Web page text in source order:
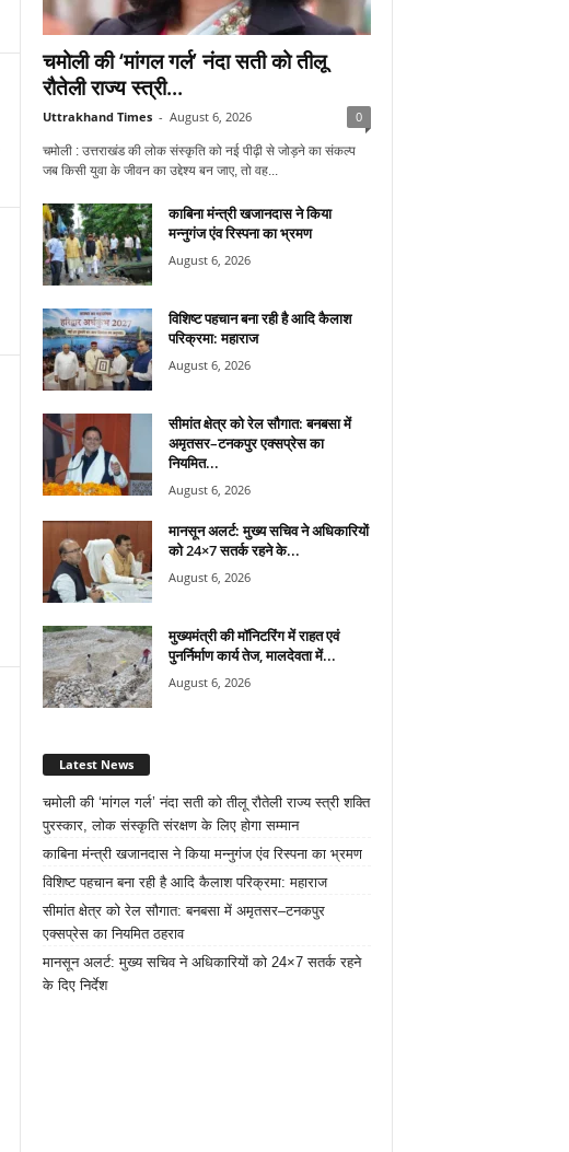
चमोली की ‘मांगल गर्ल’ नंदा सती को तीलू
रौतेली राज्य स्त्री...
Uttrakhand Times - August 6, 2026 0
चमोली : उत्तराखंड की लोक संस्कृति को नई पीढ़ी से जोड़ने का संकल्प
जब किसी युवा के जीवन का उद्देश्य बन जाए, तो वह...
काबिना मंन्त्री खजानदास ने किया
मन्नुगंज एंव रिस्पना का भ्रमण
August 6, 2026
विशिष्ट पहचान बना रही है आदि कैलाश
परिक्रमा: महाराज
August 6, 2026
सीमांत क्षेत्र को रेल सौगात: बनबसा में
अमृतसर–टनकपुर एक्सप्रेस का
नियमित...
August 6, 2026
मानसून अलर्ट: मुख्य सचिव ने अधिकारियों
को 24×7 सतर्क रहने के...
August 6, 2026
मुख्यमंत्री की मॉनिटरिंग में राहत एवं
पुनर्निर्माण कार्य तेज, मालदेवता में...
August 6, 2026
Latest News
चमोली की ‘मांगल गर्ल’ नंदा सती को तीलू रौतेली राज्य स्त्री शक्ति
पुरस्कार, लोक संस्कृति संरक्षण के लिए होगा सम्मान
काबिना मंन्त्री खजानदास ने किया मन्नुगंज एंव रिस्पना का भ्रमण
विशिष्ट पहचान बना रही है आदि कैलाश परिक्रमा: महाराज
सीमांत क्षेत्र को रेल सौगात: बनबसा में अमृतसर–टनकपुर
एक्सप्रेस का नियमित ठहराव
मानसून अलर्ट: मुख्य सचिव ने अधिकारियों को 24×7 सतर्क रहने
के दिए निर्देश